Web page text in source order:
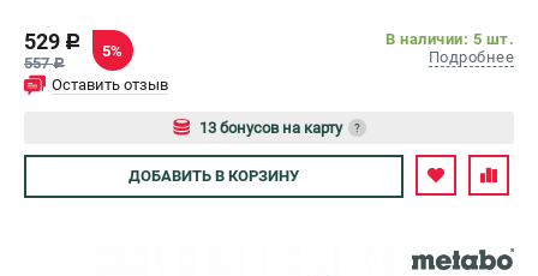
529 c
557c
5%
В наличии: 5 шт.
Подробнее
Оставить отзыв
13 бонусов на карту ?
Авторизуйтесь
ДОБАВИТЬ В КОРЗИНУ